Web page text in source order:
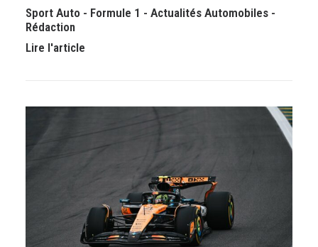
Sport Auto - Formule 1 - Actualités Automobiles -
Rédaction
Lire l'article